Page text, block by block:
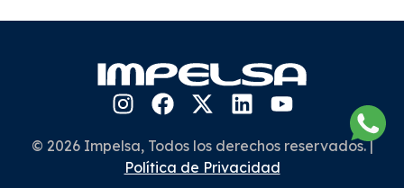
© 2026 Impelsa, Todos los derechos reservados. |
Política de Privacidad